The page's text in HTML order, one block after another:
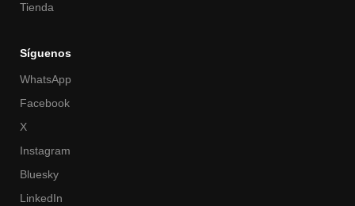
Tienda
Síguenos
WhatsApp
Facebook
X
Instagram
Bluesky
LinkedIn